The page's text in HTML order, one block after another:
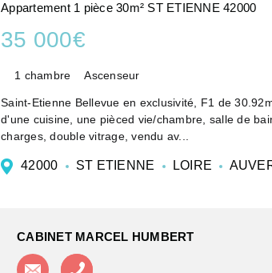
Appartement 1 pièce 30m² ST ETIENNE 42000
35 000€
1 chambre Ascenseur
Saint-Etienne Bellevue en exclusivité, F1 de
d'une cuisine, une pièced vie/chambre, salle de
charges, double vitrage, vendu av...
42000 ST ETIENNE LOIRE
CABINET MARCEL HUMBERT
Contacter l'agence